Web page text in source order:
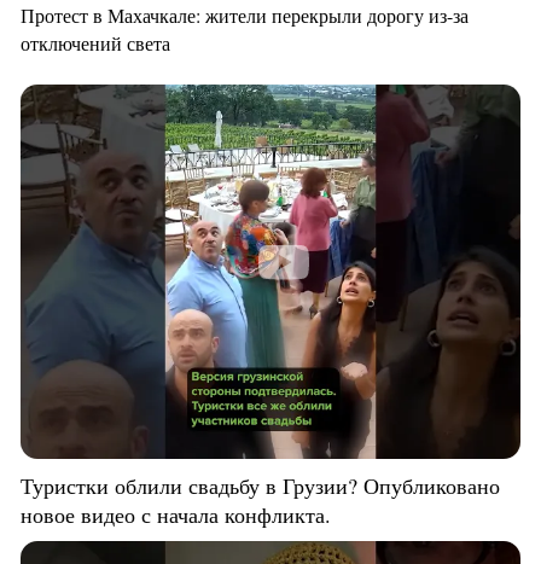
Протест в Махачкале: жители перекрыли дорогу из-за
отключений света
Туристки облили свадьбу в Грузии? Опубликовано
новое видео с начала конфликта.